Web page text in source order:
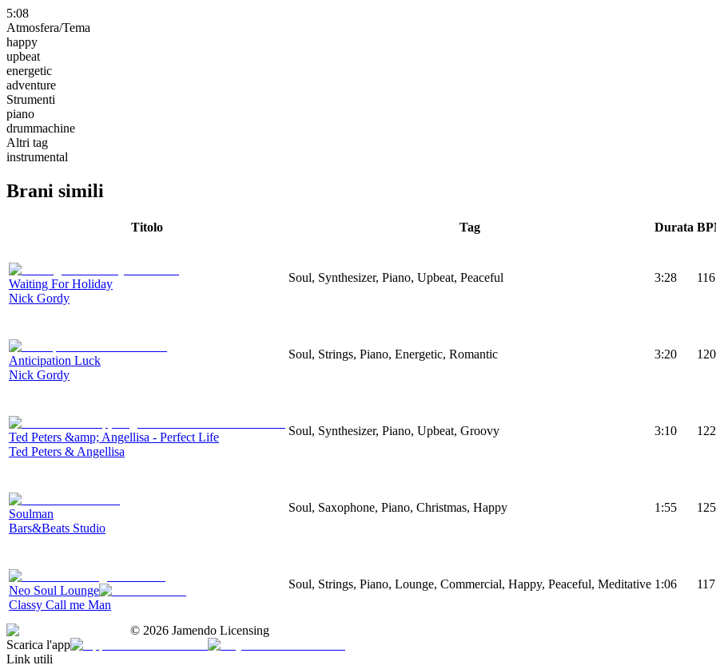
5:08
Atmosfera/Tema
happy
upbeat
energetic
adventure
Strumenti
piano
drummachine
Altri tag
instrumental
Brani simili
Titolo Tag Durata
Waiting For Holiday
Nick Gordy
Soul, Synthesizer, Piano, Upbeat, Peaceful 3:28 116
Anticipation Luck
Nick Gordy
Soul, Strings, Piano, Energetic, Romantic 3:20 120
Ted Peters &amp; Angellisa - Perfect Life
Ted Peters & Angellisa
Soul, Synthesizer, Piano, Upbeat, Groovy 3:10 122
Soulman
Bars&Beats Studio
Soul, Saxophone, Piano, Christmas, Happy 1:55 125
Neo Soul Lounge
Classy Call me Man
Soul, Strings, Piano, Lounge, Commercial, Happy, Peaceful, Meditative 1:06 117
© 2026 Jamendo Licensing
Scarica l'app
Link utili